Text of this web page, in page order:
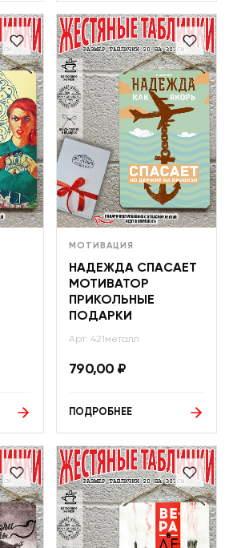
МОТИВАЦИЯ
НАДЕЖДА СПАСАЕТ
МОТИВАТОР
ПРИКОЛЬНЫЕ
ПОДАРКИ
Арт: 421металл
790,00 ₽
ПОДРОБНЕЕ